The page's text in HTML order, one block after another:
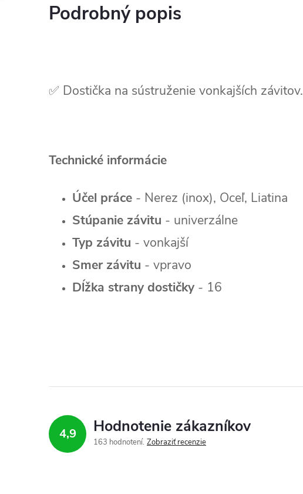
Podrobný popis
✅ Dostička na sústruženie vonkajších závitov.
Technické informácie
Účel práce - Nerez (inox), Oceľ, Liatina
Stúpanie závitu - univerzálne
Typ závitu - vonkajší
Smer závitu - vpravo
Dĺžka strany dostičky - 16
4,9 Hodnotenie zákazníkov
163 hodnotení Zobraziť recenzie